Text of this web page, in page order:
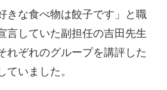
きな食べ物は餃子です」と職
言していた副担任の吉田先生
れぞれのグループを講評した
ていました。